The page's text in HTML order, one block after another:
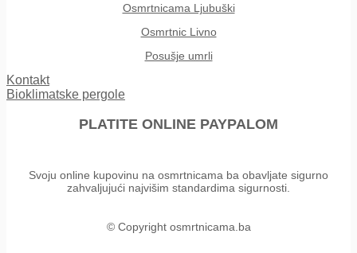
Osmrtnicama Ljubuški
Osmrtnic Livno
Posušje umrli
Kontakt
Bioklimatske pergole
PLATITE ONLINE PAYPALOM
Svoju online kupovinu na osmrtnicama ba obavljate sigurno
zahvaljujući najvišim standardima sigurnosti.
© Copyright osmrtnicama.ba